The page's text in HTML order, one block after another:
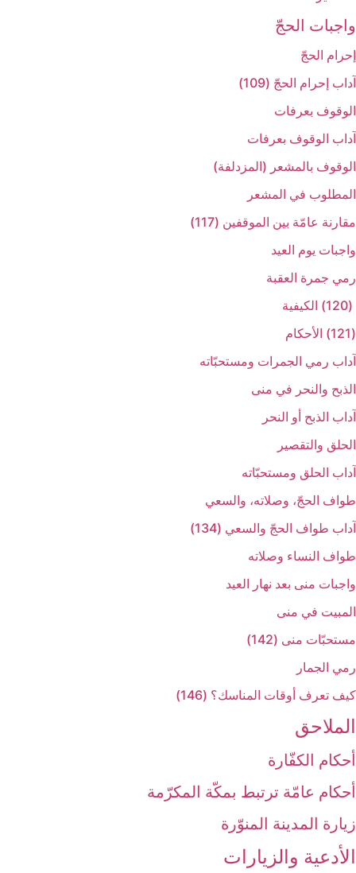
واجبات الحجّ‏
إحرام الحجّ‏
آداب إحرام الحجّ (109)
الوقوف بعرفات‏
آداب الوقوف بعرفات‏
الوقوف بالمشعر (المزدلفة)
المطلوب في المشعر
مقارنة عامّة بين الموقفين (117)
واجبات يوم العيد
رمي جمرة العقبة
(120) الكيفية
(121) الأحكام
آداب رمي الجمرات ومستحبّاته‏
الذبح والنحر في منى‏
آداب الذبح أو النحر
الحلق والتقصير
آداب الحلق ومستحبّاته‏
طواف الحجّ، وصلاته، والسعي‏
آداب طواف الحجّ والسعي (134)
طواف النساء وصلاته‏
واجبات منى بعد نهار العيد
المبيت في منى‏
مستحبّات منى (142)
رمي الجمار
كيف تعرف أوقات المناسك؟ (146)
الملاحق‏
أحكام الكفّارة
أحكام عامّة ترتبط بمكّة المكرّمة
زيارة المدينة المنوّرة
الأدعية والزيارات‏